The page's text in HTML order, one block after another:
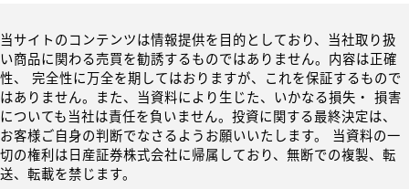
当サイトのコンテンツは情報提供を目的としており、当社取り扱
い商品に関わる売買を勧誘するものではありません。内容は正確
性、 完全性に万全を期してはおりますが、これを保証するもので
はありません。また、当資料により生じた、いかなる損失・ 損害
についても当社は責任を負いません。投資に関する最終決定は、
お客様ご自身の判断でなさるようお願いいたします。 当資料の一
切の権利は日産証券株式会社に帰属しており、無断での複製、転
送、転載を禁じます。